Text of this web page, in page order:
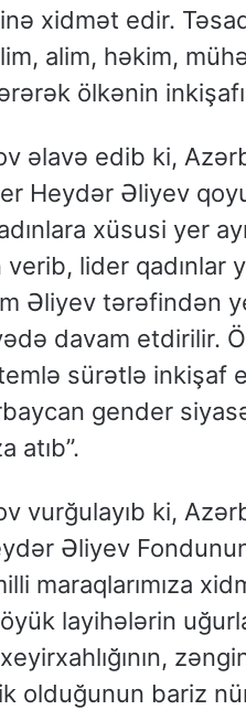
xidmət edir.
alim, həkim,
ölkənin
əlavə edib ki,
Heydər Əliyev
xüsusi yer
lider qadınlar
Əliyev tərəfindən
davam etdirilir.
sürətlə inkişaf
gender
atıb”.
vurğulayıb ki,
Əliyev
maraqlarımıza
layihələrin
olduğunun bariz